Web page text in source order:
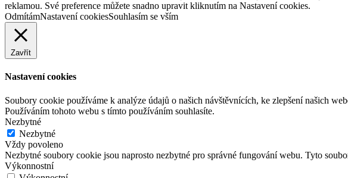
reklamou. Své preference můžete snadno upravit kliknutím na Nastavení cookies.
OdmítámNastavení cookiesSouhlasím se vším
Zavřít
Nastavení cookies
Soubory cookie používáme k analýze údajů o našich návštěvnících, ke zlepšení našich
Používáním tohoto webu s tímto používáním souhlasíte.
Nezbytné
Nezbytné
Vždy povoleno
Nezbytné soubory cookie jsou naprosto nezbytné pro správné fungování webu. Tyto
Výkonnostní